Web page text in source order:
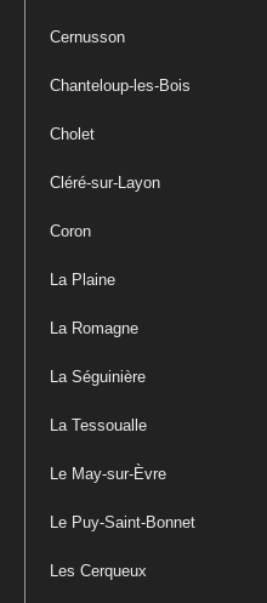
Cernusson
Chanteloup-les-Bois
Cholet
Cléré-sur-Layon
Coron
La Plaine
La Romagne
La Séguinière
La Tessoualle
Le May-sur-Èvre
Le Puy-Saint-Bonnet
Les Cerqueux